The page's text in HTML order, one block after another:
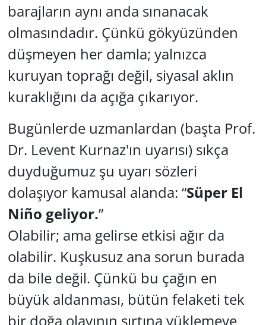
barajların aynı anda sınanacak
olmasındadır. Çünkü gökyüzünden
düşmeyen her damla; yalnızca
kuruyan toprağı değil, siyasal aklın
kuraklığını da açığa çıkarıyor.
Bugünlerde uzmanlardan (başta Prof.
Dr. Levent Kurnaz'ın uyarısı) sıkça
duyduğumuz şu uyarı sözleri
dolaşıyor kamusal alanda: “Süper El
Niño geliyor.”
Olabilir; ama gelirse etkisi ağır da
olabilir. Kuşkusuz ana sorun burada
da bile değil. Çünkü bu çağın en
büyük aldanması, bütün felaketi tek
bir doğa olayının sırtına yüklemeye